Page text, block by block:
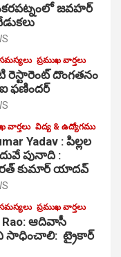
జవహర్
ప్రముఖ వార్తలు
రెస్టారెంట్ దొంగతనం
ఫణిందర్
వార్తలు విద్య & ఉద్యోగము
Yadav : పిల్లల
పునాది :
కుమార్ యాదవ్
ప్రముఖ వార్తలు
Rao: ఆదివాసీ
సాధించాలి: ట్రైకార్